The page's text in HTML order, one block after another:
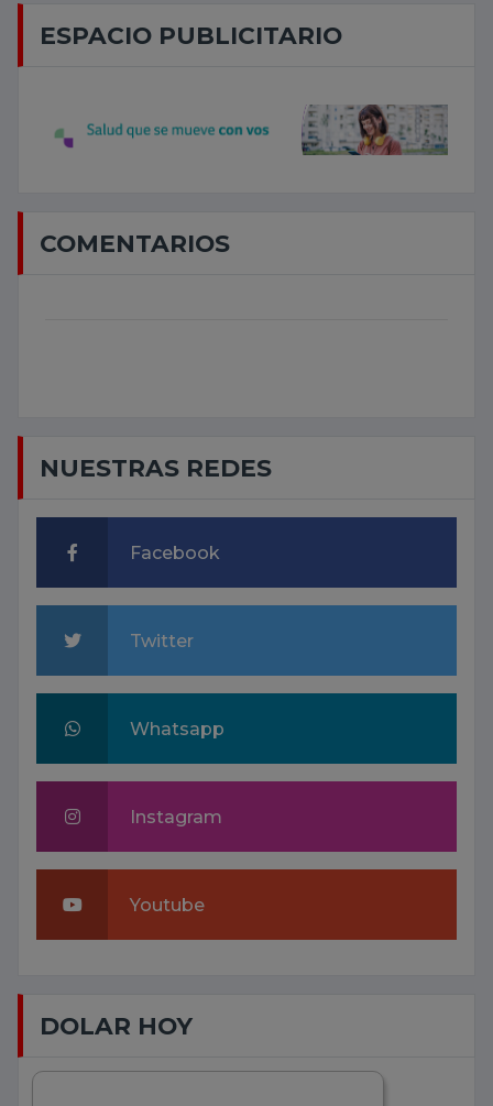
ESPACIO PUBLICITARIO
COMENTARIOS
NUESTRAS REDES
Facebook
Twitter
Whatsapp
Instagram
Youtube
DOLAR HOY